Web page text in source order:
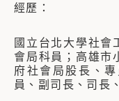
經歷：
國立台北大學社會
會局科員；高雄市
府社會局股長、
員、副司長、司長